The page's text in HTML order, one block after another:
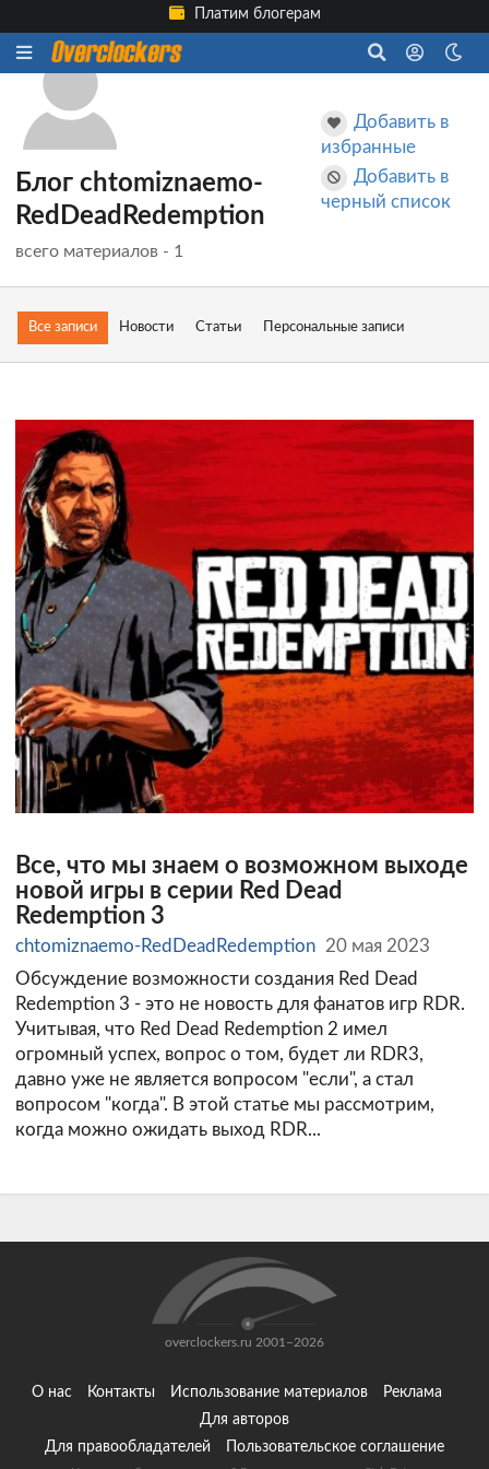
Платим блогерам
Блог chtomiznaemo-
RedDeadRedemption
всего материалов - 1
Добавить в
избранные
Добавить в
черный список
Все записи Новости Статьи Персональные записи
Все, что мы знаем о возможном выходе
новой игры в серии Red Dead
Redemption 3
chtomiznaemo-RedDeadRedemption 20 мая 2023
Обсуждение возможности создания Red Dead
Redemption 3 - это не новость для фанатов игр RDR.
Учитывая, что Red Dead Redemption 2 имел
огромный успех, вопрос о том, будет ли RDR3,
давно уже не является вопросом "если", а стал
вопросом "когда". В этой статье мы рассмотрим,
когда можно ожидать выход RDR...
overclockers.ru 2001–2026
О нас Контакты Использование материалов
Реклама
Для авторов
Для правообладателей
Пользовательское соглашение